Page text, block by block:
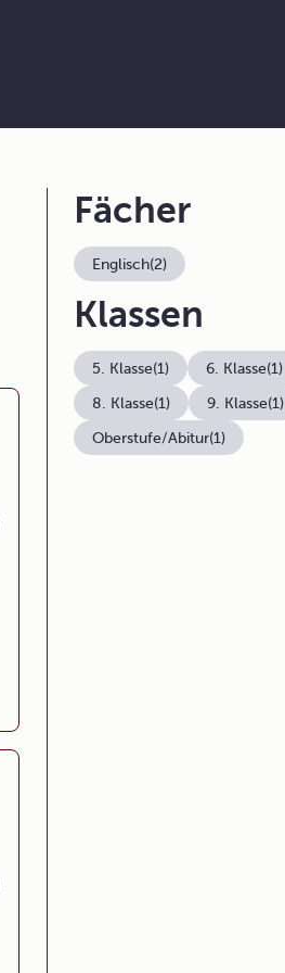
Fächer
Englisch(2)
Klassen
5. Klasse(1) 6. Klasse(1)
8. Klasse(1) 9. Klasse(1)
Oberstufe/Abitur(1)